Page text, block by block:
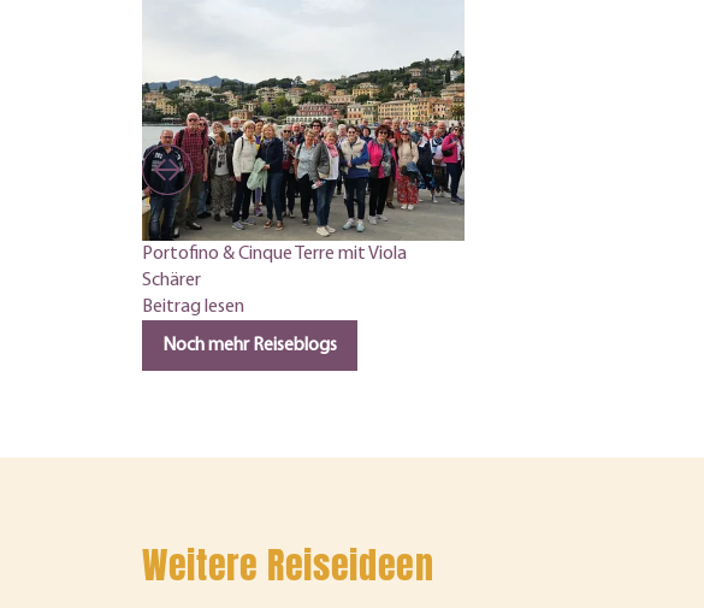
Portofino & Cinque Terre mit Viola
Schärer
Beitrag lesen
Noch mehr Reiseblogs
Weitere Reiseideen